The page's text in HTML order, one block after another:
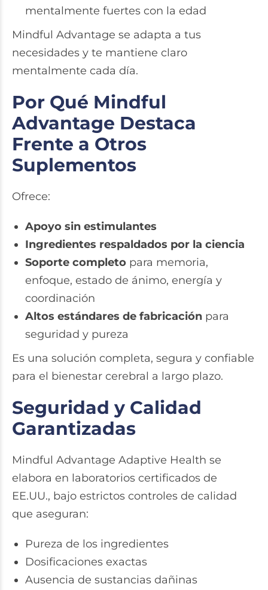
mentalmente fuertes con la edad
Mindful Advantage se adapta a tus
necesidades y te mantiene claro
mentalmente cada día.
Por Qué Mindful
Advantage Destaca
Frente a Otros
Suplementos
Ofrece:
Apoyo sin estimulantes
Ingredientes respaldados por la ciencia
Soporte completopara memoria,
enfoque, estado de ánimo, energía y
coordinación
Altos estándares de fabricaciónpara
seguridad y pureza
Es una solución completa, segura y confiable
para el bienestar cerebral a largo plazo.
Seguridad y Calidad
Garantizadas
Mindful Advantage Adaptive Health se
elabora en laboratorios certificados de
EE.UU., bajo estrictos controles de calidad
que aseguran:
Pureza de los ingredientes
Dosificaciones exactas
Ausencia de sustancias dañinas